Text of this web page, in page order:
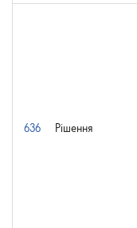
636 Рішення